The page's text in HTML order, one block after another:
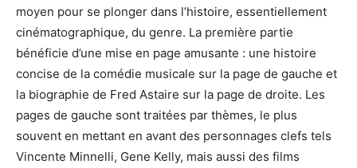
moyen pour se plonger dans l’histoire, essentiellement
cinématographique, du genre. La première partie
bénéficie d’une mise en page amusante : une histoire
concise de la comédie musicale sur la page de gauche et
la biographie de Fred Astaire sur la page de droite. Les
pages de gauche sont traitées par thèmes, le plus
souvent en mettant en avant des personnages clefs tels
Vincente Minnelli, Gene Kelly, mais aussi des films